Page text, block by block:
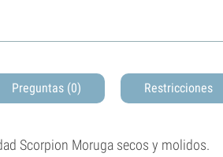
Preguntas (0) Restricciones
Scorpion Moruga secos y molidos.